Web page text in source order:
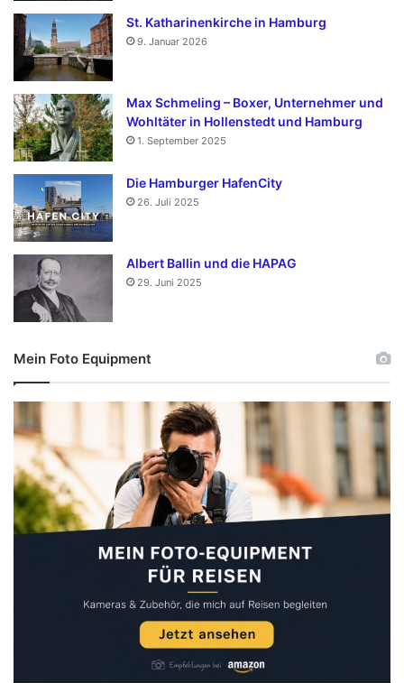
St. Katharinenkirche in Hamburg
9. Januar 2026
Max Schmeling – Boxer, Unternehmer und
Wohltäter in Hollenstedt und Hamburg
1. September 2025
Die Hamburger HafenCity
26. Juli 2025
Albert Ballin und die HAPAG
29. Juni 2025
Mein Foto Equipment